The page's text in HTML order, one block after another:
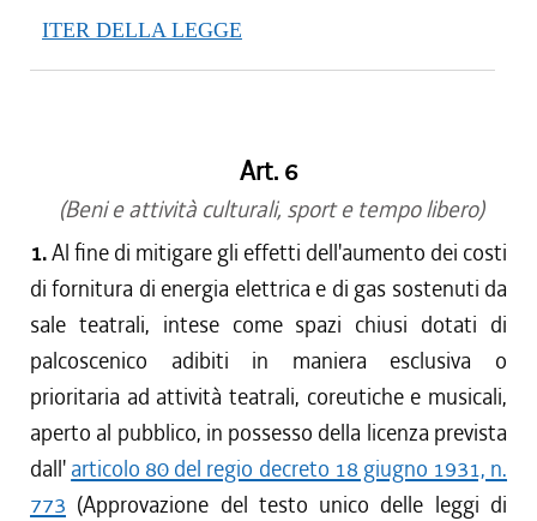
ITER DELLA LEGGE
Art. 6
(Beni e attività culturali, sport e tempo libero)
1.Al fine di mitigare gli effetti dell'aumento dei costi
di fornitura di energia elettrica e di gas sostenuti da
sale teatrali, intese come spazi chiusi dotati di
palcoscenico adibiti in maniera esclusiva o
prioritaria ad attività teatrali, coreutiche e musicali,
aperto al pubblico, in possesso della licenza prevista
dall' articolo 80 del regio decreto 18 giugno 1931, n.
773 (Approvazione del testo unico delle leggi di